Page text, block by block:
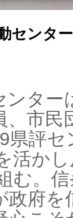
センタ
ンタ
、市
県評
活か
む。
政府